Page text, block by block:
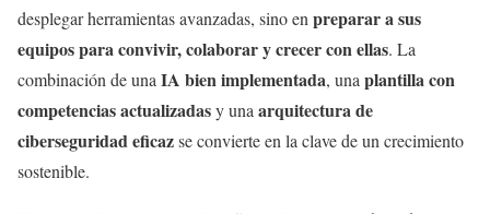
desplegar herramientas avanzadas, sino en preparar a sus
equipos para convivir, colaborar y crecer con ellas. La
combinación de una IA bien implementada, una plantilla con
competencias actualizadasy una arquitectura de
ciberseguridad eficazse convierte en la clave de un crecimiento
sostenible.